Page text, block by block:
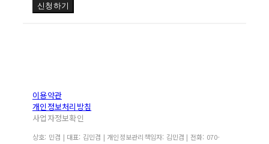
신청하기
이용약관
개인정보처리방침
사업자정보확인
상호: 민겸 | 대표: 김민겸 | 개인정보관리책임자: 김민겸 | 전화: 070-